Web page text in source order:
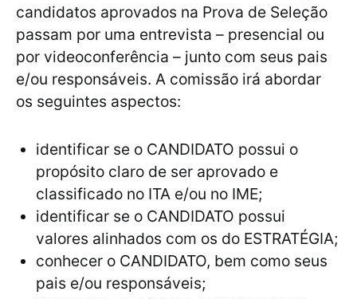
candidatos aprovados na Prova de Seleção
passam por uma entrevista – presencial ou
por videoconferência – junto com seus pais
e/ou responsáveis. A comissão irá abordar
os seguintes aspectos:
identificar se o CANDIDATO possui o
propósito claro de ser aprovado e
classificado no ITA e/ou no IME;
identificar se o CANDIDATO possui
valores alinhados com os do ESTRATÉGIA;
conhecer o CANDIDATO, bem como seus
pais e/ou responsáveis;